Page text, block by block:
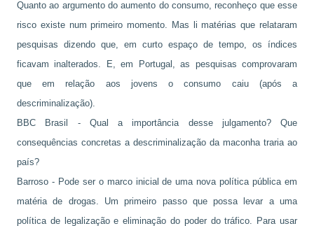
Quanto ao argumento do aumento do consumo, reconheço que esse
risco existe num primeiro momento. Mas li matérias que relataram
pesquisas dizendo que, em curto espaço de tempo, os índices
ficavam inalterados. E, em Portugal, as pesquisas comprovaram
que em relação aos jovens o consumo caiu (após a
descriminalização).
BBC Brasil - Qual a importância desse julgamento? Que
consequências concretas a descriminalização da maconha traria ao
país?
Barroso - Pode ser o marco inicial de uma nova política pública em
matéria de drogas. Um primeiro passo que possa levar a uma
política de legalização e eliminação do poder do tráfico. Para usar